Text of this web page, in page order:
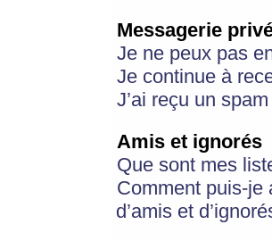
Messagerie
Je ne peux pas
Je continue à
J’ai reçu un
Amis et ignorés
Que sont mes
Comment puis-je
d’amis et